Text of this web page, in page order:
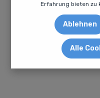
Erfahrung bieten zu
Ablehnen
Alle